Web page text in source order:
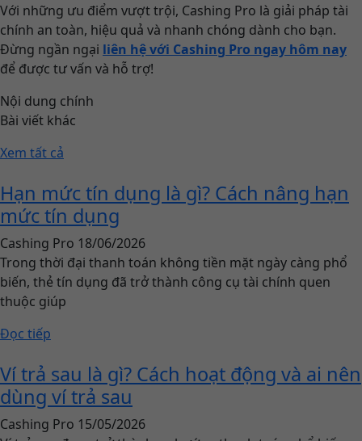
Với những ưu điểm vượt trội, Cashing Pro là giải pháp tài
chính an toàn, hiệu quả và nhanh chóng dành cho bạn.
Đừng ngần ngại liên hệ với Cashing Pro ngay hôm nay
để được tư vấn và hỗ trợ!
Nội dung chính
Bài viết khác
Xem tất cả
Hạn mức tín dụng là gì? Cách nâng hạn
mức tín dụng
Cashing Pro 18/06/2026
Trong thời đại thanh toán không tiền mặt ngày càng phổ
biến, thẻ tín dụng đã trở thành công cụ tài chính quen
thuộc giúp
Đọc tiếp
Ví trả sau là gì? Cách hoạt động và ai nên
dùng ví trả sau
Cashing Pro 15/05/2026